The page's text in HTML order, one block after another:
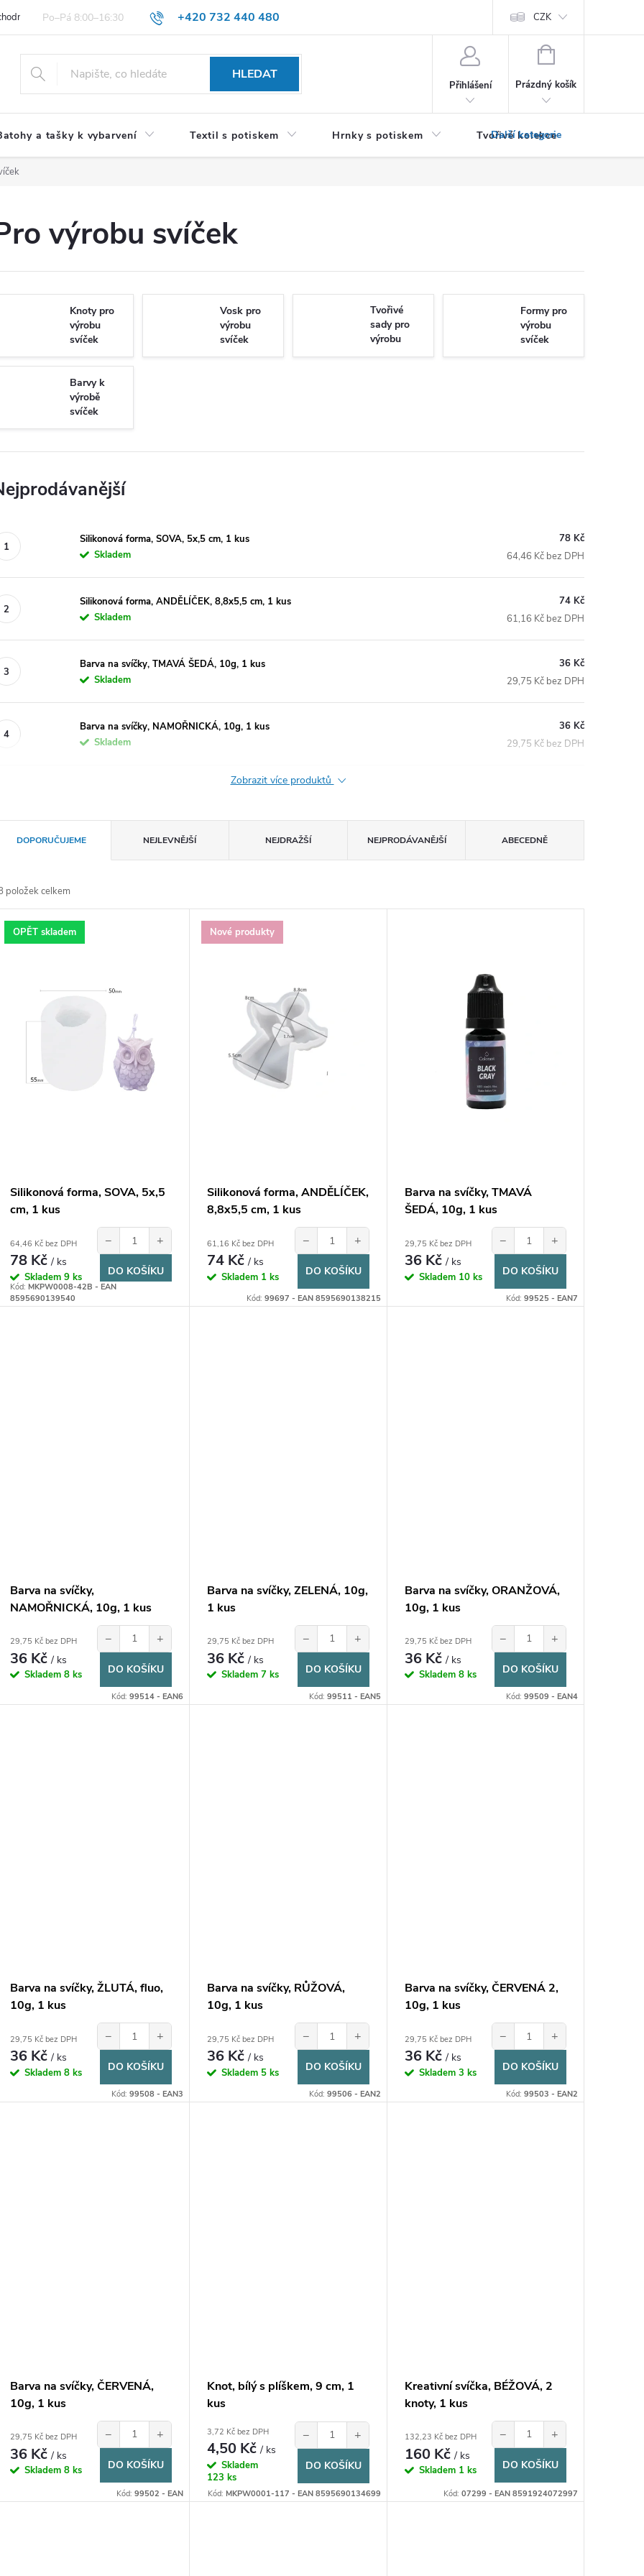
+420 732 440 480
podmínky pro spotřebitele VŠEOBECNÉ OBCHODNÍ PODMÍNKY PRO PODNIKATELE (B2B) Podmínky ochrany osobních údajů
CZK
HLEDAT
Přihlášení
NÁKUPNÍ
Prázdný košík
a tašky k vybarvení Textil s potiskem Hrnky s potiskem Tvořivé kolekce
výrobu svíček
Knoty pro
výrobu
svíček
Vosk pro
výrobu
svíček
Tvořivé
sady pro
výrobu
svíček
Formy pro
výrobu
svíček
Barvy k
výrobě
svíček
Silikonová forma, SOVA, 5x,5 cm, 1 kus
Skladem
78 Kč
64,46 Kč bez DPH
Silikonová forma, ANDĚLÍČEK, 8,8x5,5 cm, 1 kus
Skladem
74 Kč
61,16 Kč bez DPH
Barva na svíčky, TMAVÁ ŠEDÁ, 10g, 1 kus
Skladem
36 Kč
29,75 Kč bez DPH
Barva na svíčky, NAMOŘNICKÁ, 10g, 1 kus
Skladem
36 Kč
29,75 Kč bez DPH
Zobrazit více produktů
DOPORUČUJEME NEJLEVNĚJŠÍ NEJDRAŽŠÍ NEJPRODÁVANĚJŠÍ ABECEDNĚ
položek celkem
OPĚT skladem
Silikonová forma, SOVA, 5x,5
cm, 1 kus
64,46 Kč bez DPH
78 Kč/ ks
Skladem 9 ks
− +
DO KOŠÍKU
Kód: MKPW0008-42B - EAN
8595690139540
Nové produkty
Silikonová forma, ANDĚLÍČEK,
8,8x5,5 cm, 1 kus
61,16 Kč bez DPH
74 Kč/ ks
Skladem 1 ks
− +
DO KOŠÍKU
Kód: 99697 - EAN 8595690138215
Barva na svíčky, TMAVÁ
ŠEDÁ, 10g, 1 kus
29,75 Kč bez DPH
36 Kč/ ks
Skladem 10 ks
− +
DO KOŠÍKU
Kód: 99525 - EAN7
Barva na svíčky,
NAMOŘNICKÁ, 10g, 1 kus
29,75 Kč bez DPH
36 Kč/ ks
Skladem 8 ks
− +
DO KOŠÍKU
Kód:99514 - EAN6
Barva na svíčky, ZELENÁ, 10g,
1 kus
29,75 Kč bez DPH
36 Kč/ ks
Skladem7 ks
− +
DO KOŠÍKU
Kód: 99511 - EAN5
Barva na svíčky, ORANŽOVÁ,
10g, 1 kus
29,75 Kč bez DPH
36 Kč/ ks
Skladem 8 ks
− +
DO KOŠÍKU
Kód: 99509 - EAN4
Barva na svíčky, ŽLUTÁ, fluo,
10g, 1 kus
29,75 Kč bez DPH
36 Kč/ ks
Skladem 8 ks
− +
DO KOŠÍKU
Kód:99508 - EAN3
Barva na svíčky, RŮŽOVÁ,
10g, 1 kus
29,75 Kč bez DPH
36 Kč/ ks
Skladem 5 ks
− +
DO KOŠÍKU
Kód: 99506 - EAN2
Barva na svíčky, ČERVENÁ 2,
10g, 1 kus
29,75 Kč bez DPH
36 Kč/ ks
Skladem 3 ks
− +
DO KOŠÍKU
Kód: 99503 - EAN2
Barva na svíčky, ČERVENÁ,
10g, 1 kus
29,75 Kč bez DPH
36 Kč/ ks
Skladem 8 ks
− +
DO KOŠÍKU
Kód:99502 - EAN
Knot, bílý s plíškem, 9 cm, 1
kus
3,72 Kč bez DPH
4,50 Kč/ ks
Skladem
123 ks
− +
DO KOŠÍKU
Kód: MKPW0001-117 - EAN 8595690134699
Kreativní svíčka, BÉŽOVÁ, 2
knoty, 1 kus
132,23 Kč bez DPH
160 Kč/ ks
Skladem 1 ks
− +
DO KOŠÍKU
Kód: 07299 - EAN 8591924072997